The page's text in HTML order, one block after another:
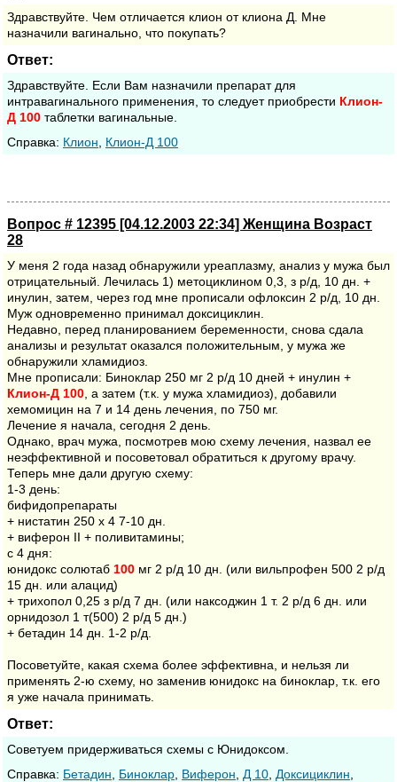
Здравствуйте. Чем отличается клион от клиона Д. Мне
назначили вагинально, что покупать?
Ответ:
Здравствуйте. Если Вам назначили препарат для
интравагинального применения, то следует приобрести Клион-
Д 100 таблетки вагинальные.
Cправка: Клион Клион-Д 100
Вопрос # 12395 [04.12.2003 22:34] Женщина Возраст
28
У меня 2 года назад обнаружили уреаплазму, анализ у мужа был
отрицательный. Лечилась 1) метоциклином 0,3, з р/д, 10 дн. +
инулин, затем, через год мне прописали офлоксин 2 р/д, 10 дн.
Муж одновременно принимал доксициклин.
Недавно, перед планированием беременности, снова сдала
анализы и результат оказался положительным, у мужа же
обнаружили хламидиоз.
Мне прописали: Биноклар 250 мг 2 р/д 10 дней + инулин +
Клион-Д 100 , а затем (т.к. у мужа хламидиоз), добавили
хемомицин на 7 и 14 день лечения, по 750 мг.
Лечение я начала, сегодня 2 день.
Однако, врач мужа, посмотрев мою схему лечения, назвал ее
неэффективной и посоветовал обратиться к другому врачу.
Теперь мне дали другую схему:
1-3 день:
бифидопрепараты
+ нистатин 250 х 4 7-10 дн.
+ виферон II + поливитамины;
с 4 дня:
юнидокс солютаб 100 мг 2 р/д 10 дн. (или вильпрофен 500 2 р/д
15 дн. или алацид)
+ трихопол 0,25 з р/д 7 дн. (или наксоджин 1 т. 2 р/д 6 дн. или
орнидозол 1 т(500) 2 р/д 5 дн.)
+ бетадин 14 дн. 1-2 р/д.
Посоветуйте, какая схема более эффективна, и нельзя ли
применять 2-ю схему, но заменив юнидокс на биноклар, т.к. его
я уже начала принимать.
Ответ:
Советуем придерживаться схемы с Юнидоксом.
Cправка: Бетадин Биноклар Виферон Д 10 Доксициклин